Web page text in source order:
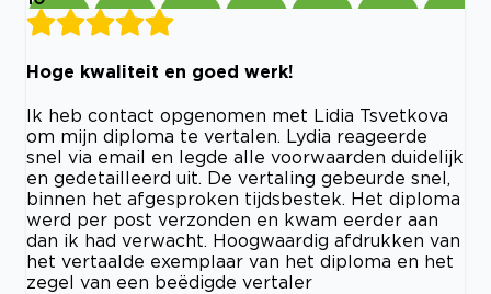
Hoge kwaliteit en goed werk!
Ik heb contact opgenomen met Lidia Tsvetkova
om mijn diploma te vertalen. Lydia reageerde
snel via email en legde alle voorwaarden duidelijk
en gedetailleerd uit. De vertaling gebeurde snel,
binnen het afgesproken tijdsbestek. Het diploma
werd per post verzonden en kwam eerder aan
dan ik had verwacht. Hoogwaardig afdrukken van
het vertaalde exemplaar van het diploma en het
zegel van een beëdigde vertaler